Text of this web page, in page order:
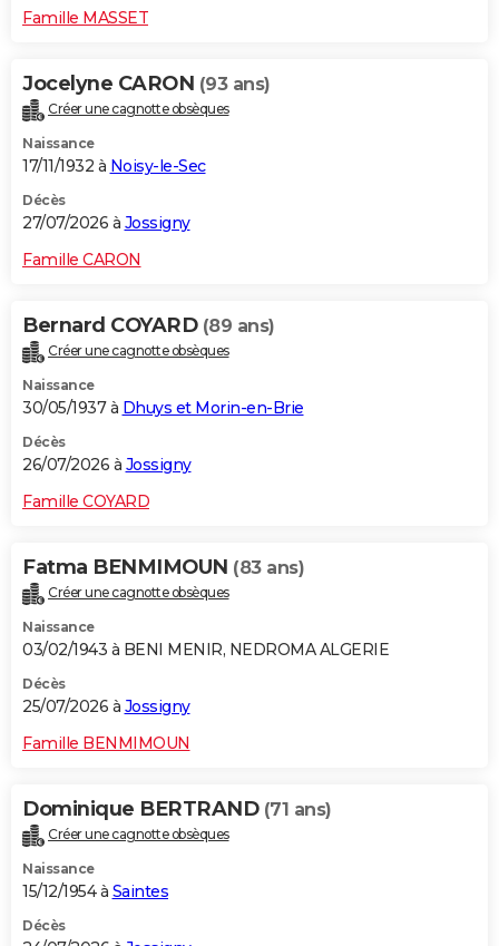
Famille MASSET
Jocelyne CARON (93 ans)
Créer une cagnotte obsèques
Naissance
17/11/1932 à Noisy-le-Sec
Décès
27/07/2026 à Jossigny
Famille CARON
Bernard COYARD (89 ans)
Créer une cagnotte obsèques
Naissance
30/05/1937 à Dhuys et Morin-en-Brie
Décès
26/07/2026 à Jossigny
Famille COYARD
Fatma BENMIMOUN (83 ans)
Créer une cagnotte obsèques
Naissance
03/02/1943 à BENI MENIR, NEDROMA ALGERIE
Décès
25/07/2026 à Jossigny
Famille BENMIMOUN
Dominique BERTRAND (71 ans)
Créer une cagnotte obsèques
Naissance
15/12/1954 à Saintes
Décès